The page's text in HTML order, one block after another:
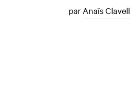
par Anaïs Clavell